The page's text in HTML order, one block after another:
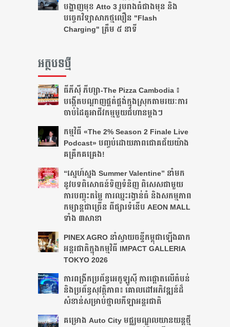
បង្ហាញមុខ Atto 3 រូបរាងធំជាងមុន និង
បច្ចេកវិទ្យាសាកថ្មលឿន "Flash
Charging" ត្រឹម ៥ នាទី
អត្ថបទថ្មី
ធីភីស៊ី ភីហ្សា-The Pizza Cambodia ៖
បង្កើត​បណ្តាញ​ផ្គត់ផ្គង់​ក្នុង​ស្រុក​តាមរយៈ​ការ​
ចាប់​ដៃ​គូ​អាជីវកម្ម​មួយ​ជំហាន​ម្តងៗ​
កម្មវិធី «The 2% Season 2 Finale Live
Podcast» បញ្ចប់ដោយភាពជោគជ័យយ៉ាង
គគ្រឹកគគ្រេង!
“ស្នេហ៍ស្នង Summer Valentine” នាំមក
នូវបទពិសោធន៍ទិញទំនិញ ពិសេសជាមួយ
ការបញ្ចុះតម្លៃ ការឈ្នះរង្វាន់ធំ និងសកម្មភាព
កម្សាន្តជាច្រើន ពីផ្សារទំនើប AEON MALL
ទាំង ៣សាខា
PINEX AGRO នាំ​ស្វាយចន្ទី​កម្ពុជា​ឡើង​ឆាក​
អន្តរជាតិ​​ក្នុង​កម្មវិធី​ IMPACT GALLERIA
TOKYO 2026
ការពង្រីកប្រព័ន្ធអេកូឡូស៊ី ការផ្តោតលើតំបន់
និងប្រព័ន្ធសុវត្ថិភាព៖ គោលដៅអភិវឌ្ឍន៍ដ៏
សំខាន់សម្រាប់ថ្នាលកីឡាអន្តរជាតិ
គម្រោង Auto City មជ្ឈមណ្ឌលយានយន្តថ្មី